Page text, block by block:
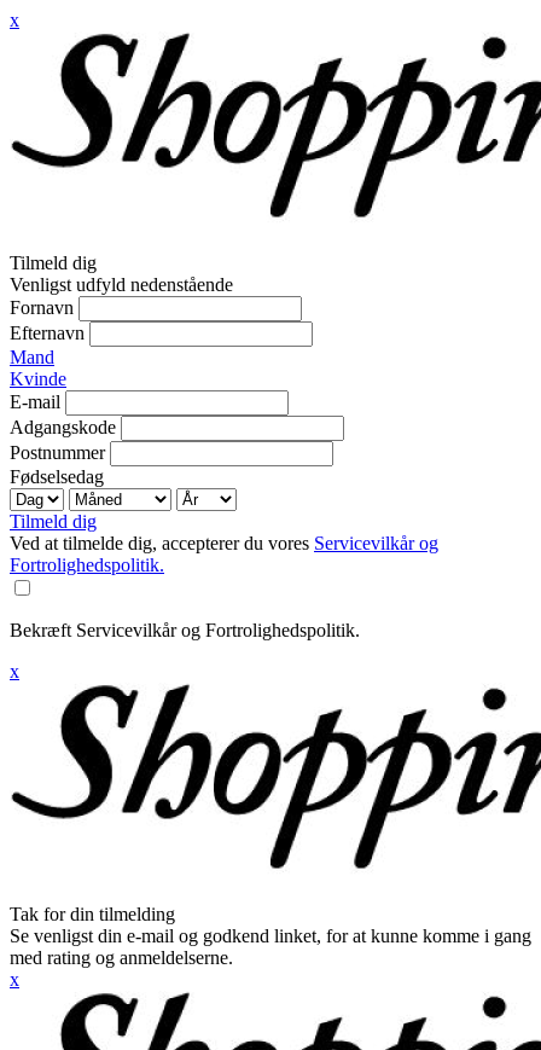
x
Tilmeld dig
Venligst udfyld nedenstående
Fornavn
Efternavn
Mand
Kvinde
E-mail
Adgangskode
Postnummer
Fødselsedag
Tilmeld dig
Ved at tilmelde dig, accepterer du vores Servicevilkår og
Fortrolighedspolitik.
Bekræft Servicevilkår og Fortrolighedspolitik.
x
Tak for din tilmelding
Se venligst din e-mail og godkend linket, for at kunne komme i gang
med rating og anmeldelserne.
x